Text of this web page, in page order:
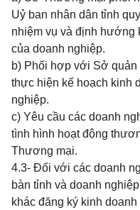
Uỷ ban nhân dân tỉnh
nhiệm vụ và định hướng
của doanh nghiệp.
b) Phối hợp với Sở quản
thực hiện kế hoạch kinh
nghiệp.
c) Yêu cầu các doanh
tình hình hoạt động
Thương mại.
4.3- Đối với các doanh
bàn tỉnh và doanh
khác đăng ký kinh